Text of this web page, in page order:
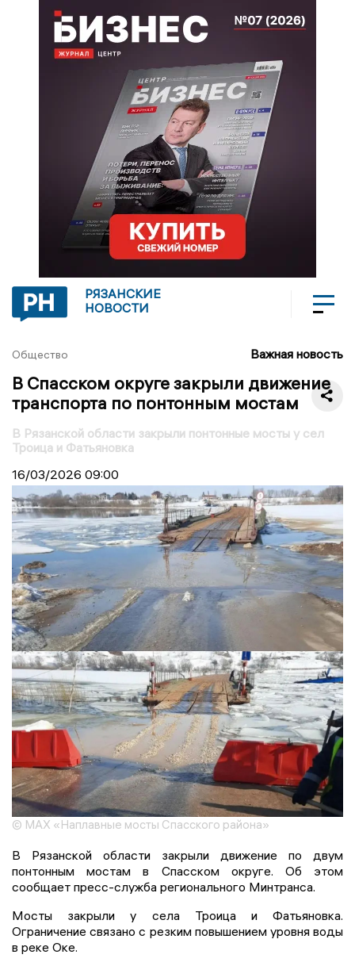
РЯЗАНСКИЕ
НОВОСТИ
Общество Важная новость
В Спасском округе закрыли движение
транспорта по понтонным мостам
В Рязанской области закрыли понтонные мосты у сел
Троица и Фатьяновка
16/03/2026 09:00
© MAX «Наплавные мосты Спасского района»
В Рязанской области закрыли движение по двум
понтонным мостам в Спасском округе. Об этом
сообщает пресс-служба регионального Минтранса.
Мосты закрыли у села Троица и Фатьяновка.
Ограничение связано с резким повышением уровня воды
в реке Оке.